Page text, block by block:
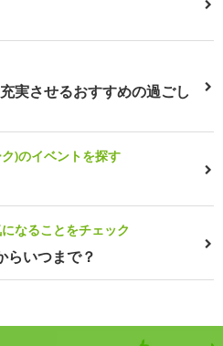
実させるおすすめの過ごし
)のイベントを探す
なることをチェック
らいつまで？